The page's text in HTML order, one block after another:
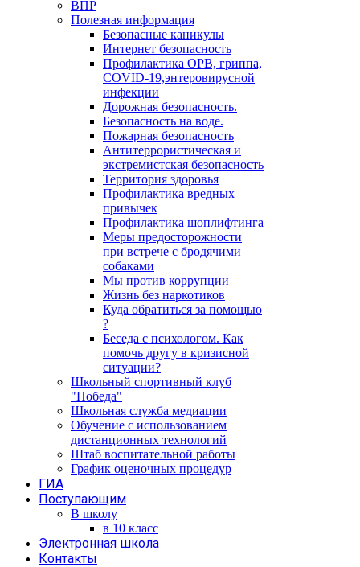
ВПР
Полезная информация
Безопасные каникулы
Интернет безопасность
Профилактика ОРВ, гриппа,
COVID-19,энтеровирусной
инфекции
Дорожная безопасность.
Безопасность на воде.
Пожарная безопасность
Антитеррористическая и
экстремистская безопасность
Территория здоровья
Профилактика вредных
привычек
Профилактика шоплифтинга
Меры предосторожности
при встрече с бродячими
собаками
Мы против коррупции
Жизнь без наркотиков
Куда обратиться за помощью
?
Беседа с психологом. Как
помочь другу в кризисной
ситуации?
Школьный спортивный клуб
"Победа"
Школьная служба медиации
Обучение с использованием
дистанционных технологий
Штаб воспитательной работы
График оценочных процедур
ГИА
Поступающим
В школу
в 10 класс
Электронная школа
Контакты